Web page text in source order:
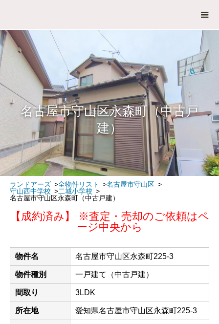
名古屋市守山区永森町（中古戸
建）
ランドアーズ 全物件リスト
名古屋市守山区
守山西中学校
二城小学校
名古屋市守山区永森町（中古戸建）
【成約済み】 ※査定・売却のご依頼はペ
ージ中央から
物件名 名古屋市守山区永森町225-3
物件種別 一戸建て（中古戸建）
間取り 3LDK
所在地 愛知県名古屋市守山区永森町225-3